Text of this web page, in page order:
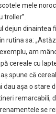
mele
troller”.
dejun dinaintea
rutina sa:
am
cereale cu
spune că
așa o stare
remarcabili,
se